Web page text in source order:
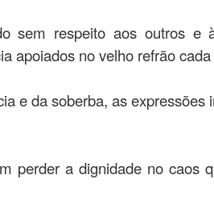
sem respeito aos outros
apoiados no velho refrão
e da soberba, as
perder a dignidade no caos